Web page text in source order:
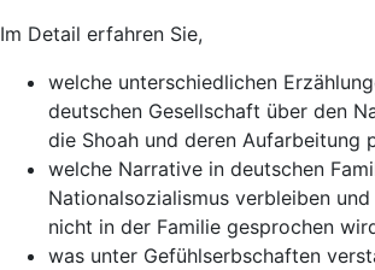
Im Detail erfahren Sie,
welche unterschiedlichen
deutschen Gesellschaft über den
die Shoah und deren Aufarbeitung
welche Narrative in deutschen
Nationalsozialismus verbleiben
nicht in der Familie gesprochen
was unter Gefühlserbschaften